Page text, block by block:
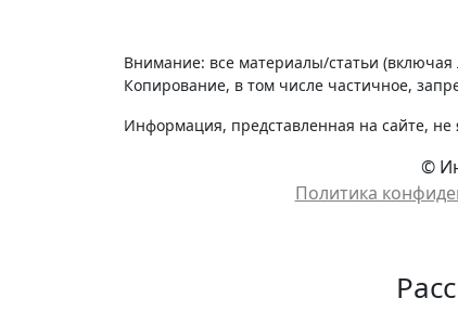
Внимание: все материалы/статьи
Копирование, в том числе частичное,
Информация, представленная на сайте, не
©
Политика